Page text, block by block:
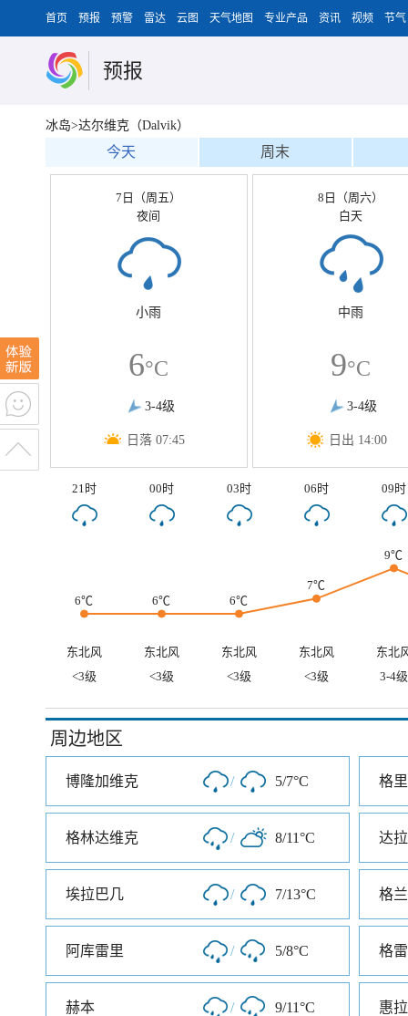
首页 预报 预警 雷达 云图 天气地图 专业产品 资讯 视频 节气
预报
冰岛>达尔维克（Dalvik）
今天 周末
7日（周五）
夜间
小雨
6°C
3-4级
日落 07:45
8日（周六）
白天
中雨
9°C
3-4级
日出 14:00
21时 00时 03时 06时 09时
6℃ 6℃ 6℃
7℃
9℃
东北风 东北风 东北风 东北风
东北
<3级
<3级 <3级 <3级 3-4级
周边地区
博隆加维克 / 5/7°C 格
格林达维克 / 8/11°C 达
埃拉巴几 / 7/13°C 格
阿库雷里 / 5/8°C 格
赫本 / 9/11°C 惠